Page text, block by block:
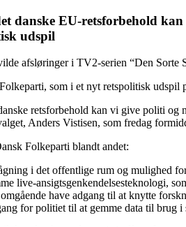
danske EU-retsforbehold
udspil
afsløringer i TV2-serien “Den
som i et nyt retspolitisk
retsforbehold kan vi give politi og
Anders Vistisen, som fredag
Folkeparti blandt andet:
i det offentlige rum og mulighed
live-ansigtsgenkendelsesteknologi,
have adgang til at knytte
for politiet til at gemme data til brug